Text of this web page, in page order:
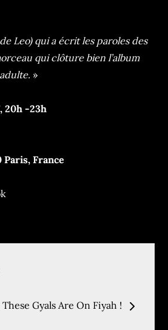
Leo) qui a écrit les paroles des
qui clôture bien l’album
»
20h -23h
Paris, France
These Gyals Are On Fiyah !